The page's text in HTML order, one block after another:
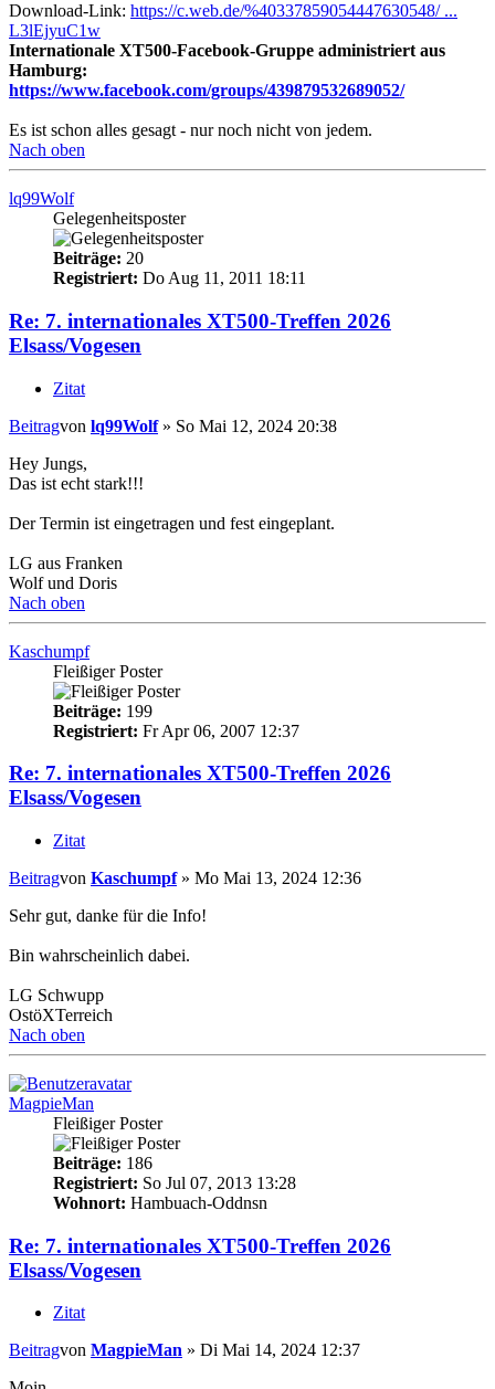
Download-Link: https://c.web.de/%40337859054447630548/ ...
L3lEjyuC1w
Internationale XT500-Facebook-Gruppe administriert aus
Hamburg:
https://www.facebook.com/groups/439879532689052/
Es ist schon alles gesagt - nur noch nicht von jedem.
Nach oben
lq99Wolf
Gelegenheitsposter
Beiträge: 20
Registriert: Do Aug 11, 2011 18:11
Re: 7. internationales XT500-Treffen 2026
Elsass/Vogesen
Zitat
Beitragvon lq99Wolf» So Mai 12, 2024 20:38
Hey Jungs,
Das ist echt stark!!!
Der Termin ist eingetragen und fest eingeplant.
LG aus Franken
Wolf und Doris
Nach oben
Kaschumpf
Fleißiger Poster
Beiträge: 199
Registriert: Fr Apr 06, 2007 12:37
Re: 7. internationales XT500-Treffen 2026
Elsass/Vogesen
Zitat
Beitragvon Kaschumpf» Mo Mai 13, 2024 12:36
Sehr gut, danke für die Info!
Bin wahrscheinlich dabei.
LG Schwupp
OstöXTerreich
Nach oben
MagpieMan
Fleißiger Poster
Beiträge: 186
Registriert: So Jul 07, 2013 13:28
Wohnort: Hambuach-Oddnsn
Re: 7. internationales XT500-Treffen 2026
Elsass/Vogesen
Zitat
Beitragvon MagpieMan » Di Mai 14, 2024 12:37